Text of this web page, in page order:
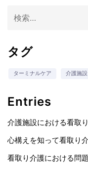
索:
タグ
ターミナルケア 介護施設
Entries
介護施設における看取
心構えを知って看取り
看取り介護における問